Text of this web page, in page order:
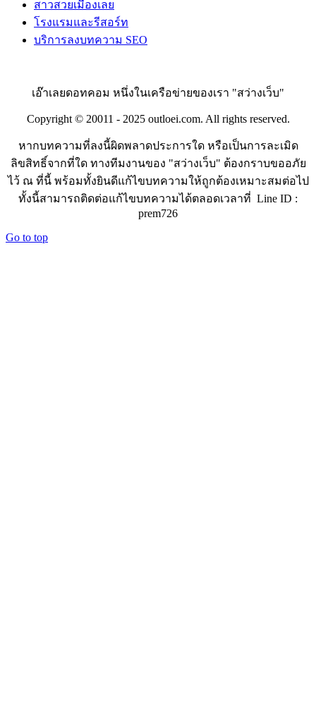
สาวสวยเมืองเลย
โรงแรมและรีสอร์ท
บริการลงบทความ SEO
เอ๊าเลยดอทคอม หนึ่งในเครือข่ายของเรา "สว่างเว็บ"
Copyright © 20011 - 2025 outloei.com. All rights reserved.
หากบทความที่ลงนี้ผิดพลาดประการใด หรือเป็นการละเมิด
ลิขสิทธิ์จากที่ใด ทางทีมงานของ "สว่างเว็บ" ต้องกราบขออภัย
ไว้ ณ ที่นี้ พร้อมทั้งยินดีแก้ไขบทความให้ถูกต้องเหมาะสมต่อไป
ทั้งนี้สามารถติดต่อแก้ไขบทความได้ตลอดเวลาที่ Line ID :
prem726
Go to top